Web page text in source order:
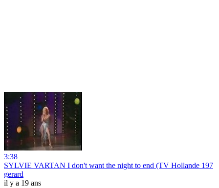
3:38
SYLVIE VARTAN I don't want the night to end (TV Hollande 197
gerard
il y a 19 ans